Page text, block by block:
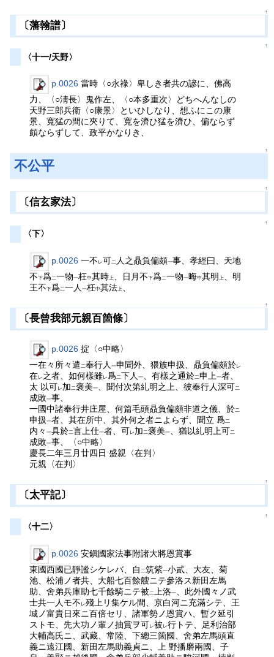
↑
〔藩翰譜〕
↑
〈十一/天野〉
p.0026 當時〈○永祿〉卑しき者共の諺に、佛高
力、〈○淸長〉鬼作左、〈○本多重次〉どちへんなしの
天野三郎兵衞〈○康景〉といひしなり、想ふにこの康
景、寬猛の間に夾りて、寬を濟ひ猛を濟ひ、偏ならず
頗ならずして、政平かなりき、
↑
不公平
↑
〔信玄家法〕
↑
〈下〉
p.0026 一不 レ可二 人之贔負偏頗一事、孝經曰、天地
不下爲二一物一枉中其時上 、日月不下爲二一物一晦中其明 上
、明
王不下爲二一人一枉中其法上
↑
〔長曾我部元親百箇條〕
p.0026 掟〈○中略〉
一在々所々遣 二奉行人一申聞外、猥族申扱、贔負偏頗於レ
在レ 之者、如何樣雖レ 爲二下人一 、有樣之通於二申上一者、
太 以可レ 加 二褒美一 、聞付次第糺明之上、彼奉行人深可二
成敗一事、
一國中諸奉行井庄屋、何篇毛頭贔負偏頗非道之儀、於二
申扱一者、其在所中、其外何之者ニよらず、聞立 爲二
内々一具於二言上仕一者、可レ 加 二褒美一 、猶以糺明上可二
成敗一事、〈○中略〉
慶長二年三月廿四日 盛親〈在判〉
元親〈在判〉
↑
〔太平記〕
↑
〈十二〉
p.0026 安鎭國家法事附諸大將恩賞事
東國西國已靜謐シケレバ、自 二筑紫一小貳、大友、菊
池、松浦ノ者共、大船七百餘艘ニテ參洛ス新田左馬
助、舍弟兵庫助七千餘騎ニテ被 二 上洛一
、此外國々ノ武
士共一人モ不 レ殘上リ集ケル間、京白河ニ充滿シテ、王
城ノ富貴日來ニ百倍セリ、諸軍勢ノ恩賞ハ、暫ク延引
ストモ、先大功ノ輩ノ抽賞ヲ可レ被 レ行トテ、足利治部
大輔高氏ニ、武藏、常陸、下總三箇國、舍弟左馬頭直
義ニ遠江國、新田左馬助義貞ニ、上 野播磨兩國、子